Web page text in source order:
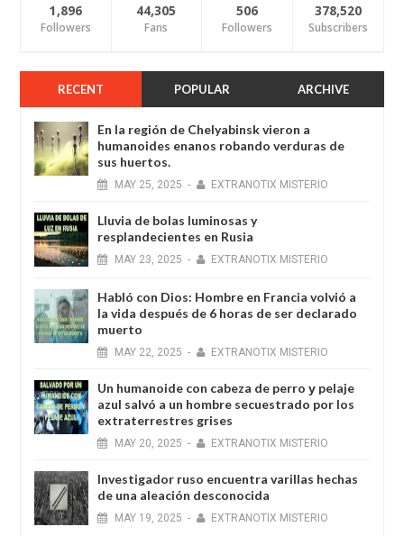
1,896
Followers
44,305
Fans
506
Followers
378,520
Subscribers
RECENT POPULAR ARCHIVE
En la región de Chelyabinsk vieron a
humanoides enanos robando verduras de
sus huertos.
MAY 25, 2025 - EXTRANOTIX MISTERIO
Lluvia de bolas luminosas y
resplandecientes en Rusia
MAY 23, 2025 - EXTRANOTIX MISTERIO
Habló con Dios: Hombre en Francia volvió a
la vida después de 6 horas de ser declarado
muerto
MAY 22, 2025 - EXTRANOTIX MISTERIO
Un humanoide con cabeza de perro у pelaje
azul salvó a un hombre secuestrado por los
extraterrestres grises
MAY 20, 2025 - EXTRANOTIX MISTERIO
Investigador ruso encuentra varillas hechas
de una aleación desconocida
MAY 19, 2025 - EXTRANOTIX MISTERIO